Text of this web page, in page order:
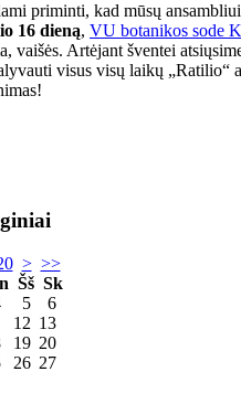
priminti, kad mūsų
16 dieną, VU botanikos sode
vaišės. Artėjant šventei
visus visų laikų „Ratilio“
> >>
Šš Sk
5
6
12 13
19 20
26 27